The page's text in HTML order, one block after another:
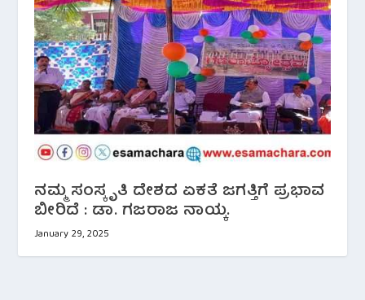
ನಮ್ಮ ಸಂಸ್ಕೃತಿ ದೇಶದ ಏಕತೆ ಜಗತ್ತಿಗೆ ಪ್ರಭಾವ
ಬೀರಿದೆ : ಡಾ. ಗಜರಾಜ ನಾಯ್ಕ.
January 29, 2025